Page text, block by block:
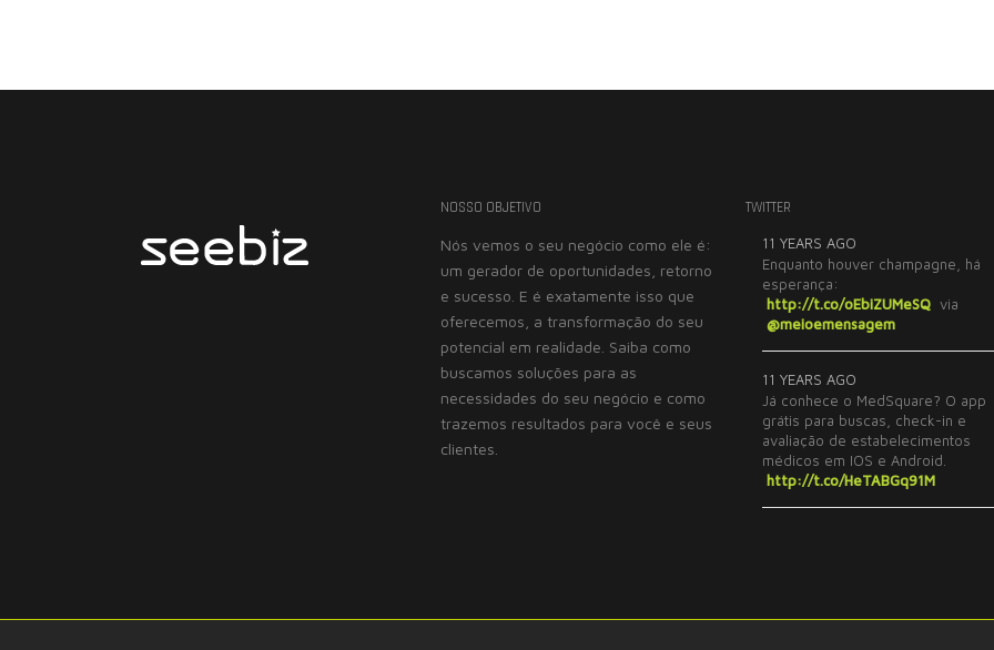
NOSSO OBJETIVO
Nós vemos o seu negócio como ele é:
um gerador de oportunidades, retorno
e sucesso. E é exatamente isso que
oferecemos, a transformação do seu
potencial em realidade. Saiba como
buscamos soluções para as
necessidades do seu negócio e como
trazemos resultados para você e seus
clientes.
TWITTER
11 YEARS AGO
Enquanto houver champagne, há
esperança:
http://t.co/oEbiZUMeSQ via
@meioemensagem
11 YEARS AGO
Já conhece o MedSquare? O app
grátis para buscas, check-in e
avaliação de estabelecimentos
médicos em IOS e Android.
http://t.co/HeTABGq91M
Trabalhar com a Seebiz
grande prazer. De
competência em sua
com importantes e
ferramentas para a
dos problemas dos
MORENO E